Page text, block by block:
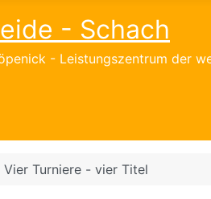
- Schach
- Leistungszentrum der
Vier Turniere - vier Titel